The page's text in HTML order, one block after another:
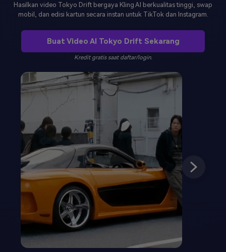
Find More Solutions >>
FAQs Hubungi Kami
Tips & Tutorial AI
Postingan Terbaru
Jelajahi Lebih Banyak >>
Masuk
Hasilkan video Tokyo Drift bergaya Kling AI berkualitas tinggi, swap
mobil, dan edisi kartun secara instan untuk TikTok dan Instagram.
Buat Video AI Tokyo Drift Sekarang
Kredit gratis saat daftar/login.